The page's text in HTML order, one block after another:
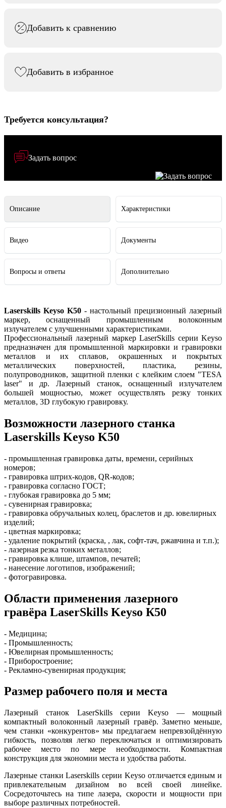
Добавить к сравнению
Добавить в избранное
Требуется консультация?
Задать вопрос
Описание Характеристики
Видео Документы
Вопросы и ответы Дополнительно
Laserskills Keyso K50 - настольный прецизионный лазерный
маркер, оснащенный промышленным волоконным
излучателем с улучшенными характеристиками.
Профессиональный лазерный маркер LaserSkills серии Keyso
предназначен для промышленной маркировки и гравировки
металлов и их сплавов, окрашенных и покрытых
металлических поверхностей, пластика, резины,
полупроводников, защитной пленки с клейким слоем "TESA
laser" и др. Лазерный станок, оснащенный излучателем
большей мощностью, может осуществлять резку тонких
металлов, 3D глубокую гравировку.
Возможности лазерного станка
Laserskills Keyso K50
- промышленная гравировка даты, времени, серийных
номеров;
- гравировка штрих-кодов, QR-кодов;
- гравировка согласно ГОСТ;
- глубокая гравировка до 5 мм;
- сувенирная гравировка;
- гравировка обручальных колец, браслетов и др. ювелирных
изделий;
- цветная маркировка;
- удаление покрытий (краска, , лак, софт-тач, ржавчина и т.п.);
- лазерная резка тонких металлов;
- гравировка клише, штампов, печатей;
- нанесение логотипов, изображений;
- фотогравировка.
Области применения лазерного
гравёра LaserSkills Keyso К50
- Медицина;
- Промышленность;
- Ювелирная промышленность;
- Приборостроение;
- Рекламно-сувенирная продукция;
Размер рабочего поля и места
Лазерный станок LaserSkills серии Keyso — мощный
компактный волоконный лазерный гравёр. Заметно меньше,
чем станки «конкурентов» мы предлагаем непревзойдённую
гибкость, позволяя легко переключаться и оптимизировать
рабочее место по мере необходимости. Компактная
конструкция для экономии места и удобства работы.
Лазерные станки Laserskills cерии Keyso отличается единым и
привлекательным дизайном во всей своей линейке.
Сосредоточьтесь на типе лазера, скорости и мощности при
выборе различных потребностей.